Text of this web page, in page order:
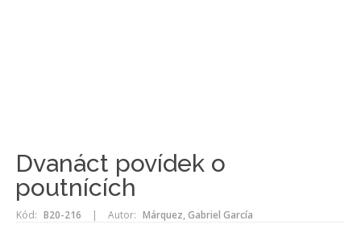
Dvanáct povídek o
poutnících
Kód: B20-216 | Autor: Márquez, Gabriel García